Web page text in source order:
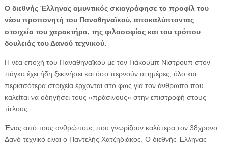
Ο διεθνής Έλληνας αμυντικός σκιαγράφησε το προφίλ του
νέου προπονητή του Παναθηναϊκού, αποκαλύπτοντας
στοιχεία του χαρακτήρα, της φιλοσοφίας και του τρόπου
δουλειάς του Δανού τεχνικού.
Η νέα εποχή του Παναθηναϊκού με τον Γιάκουμπ Νίστρουπ στον
πάγκο έχει ήδη ξεκινήσει και όσο περνούν οι ημέρες, όλο και
περισσότερα στοιχεία έρχονται στο φως για τον άνθρωπο που
καλείται να οδηγήσει τους «πράσινους» στην επιστροφή στους
τίτλους.
Ένας από τους ανθρώπους που γνωρίζουν καλύτερα τον 38χρονο
Δανό τεχνικό είναι ο Παντελής Χατζηδιάκος. Ο διεθνής Έλληνας